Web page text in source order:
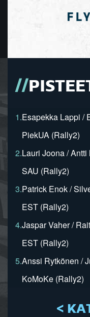
1.Esapekka Lappi /
PiekUA (Rally2)
2.Lauri Joona /
SAU (Rally2)
3.Patrick Enok /
EST (Rally2)
4.Jaspar Vaher /
EST (Rally2)
5.Anssi Rytkönen /
KoMoKe (Rally2)
<